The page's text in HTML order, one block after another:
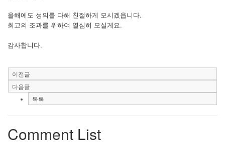
올해에도 성의를 다해 친절하게 모시겠읍니다.
최고의 조과를 위하여 열심히 모실게요.
감사합니다.
이전글
다음글
목록
Comment List